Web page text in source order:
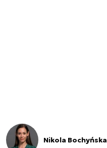
Nikola Bochyńska